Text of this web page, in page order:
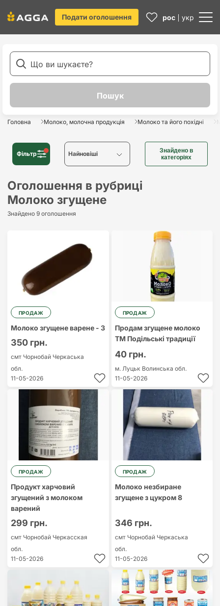
Подати оголошення рос укр
Головна Молоко, молочна продукція Молоко та його похідні
Фільтр Найновіші
Найновіші
Найстаріші
Найдешевший
Знайдено в
категоріях
Оголошення в рубриці
Молоко згущене
Знайдено 9 оголошення
ПРОДАЖ
Молоко згущене варене - 3
350 грн.
смт Чорнобай Черкаська
обл.
11-05-2026
ПРОДАЖ
Продам згущене молоко
ТМ Подільські традиції
40 грн.
м. Луцьк Волинська обл.
11-05-2026
ПРОДАЖ
Продукт харчовий
згущений з молоком
варений
299 грн.
смт Чорнобай Черкасская
обл.
11-05-2026
ПРОДАЖ
Молоко незбиране
згущене з цукром 8
346 грн.
смт Чорнобай Черкаська
обл.
11-05-2026